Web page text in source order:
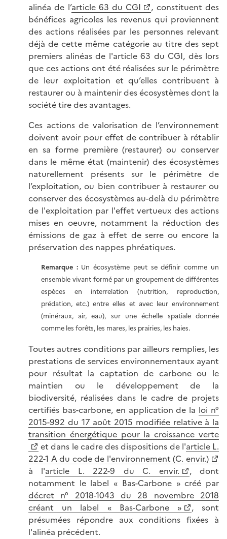
alinéa de l’article 63 du CGI
, constituent des
bénéfices agricoles les revenus qui proviennent
des actions réalisées par les personnes relevant
déjà de cette même catégorie au titre des sept
premiers alinéas de l'article 63 du CGI, dès lors
que ces actions ont été réalisées sur le périmètre
de leur exploitation et qu’elles contribuent à
restaurer ou à maintenir des écosystèmes dont la
société tire des avantages.
Ces actions de valorisation de l’environnement
doivent avoir pour effet de contribuer à rétablir
en sa forme première (restaurer) ou conserver
dans le même état (maintenir) des écosystèmes
naturellement présents sur le périmètre de
l’exploitation, ou bien contribuer à restaurer ou
conserver des écosystèmes au-delà du périmètre
de l'exploitation par l'effet vertueux des actions
mises en oeuvre, notamment la réduction des
émissions de gaz à effet de serre ou encore la
préservation des nappes phréatiques.
Remarque :Un écosystème peut se définir comme un
ensemble vivant formé par un groupement de différentes
espèces en interrelation (nutrition, reproduction,
prédation, etc.) entre elles et avec leur environnement
(minéraux, air, eau), sur une échelle spatiale donnée
comme les forêts, les mares, les prairies, les haies.
Toutes autres conditions par ailleurs remplies, les
prestations de services environnementaux ayant
pour résultat la captation de carbone ou le
maintien ou le développement de la
biodiversité, réalisées dans le cadre de projets
certifiés bas-carbone, en application de la loi n°
2015-992 du 17 août 2015 modifiée relative à la
transition énergétique pour la croissance verte
et dans le cadre des dispositions de l'article L.
222-1 A du code de l'environnement (C. envir.)
à l'article L. 222-9 du C. envir.
, dont
notamment le label « Bas-Carbone » créé par
décret n° 2018-1043 du 28 novembre 2018
créant un label « Bas-Carbone »
, sont
présumées répondre aux conditions fixées à
l'alinéa précédent.